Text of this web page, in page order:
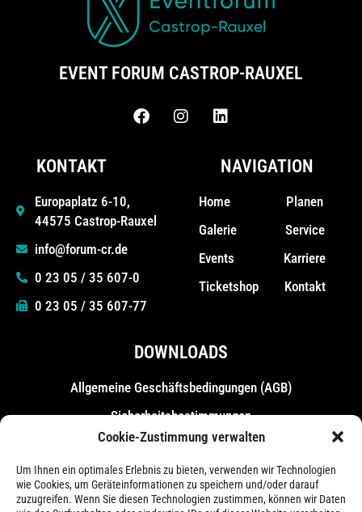
Cookie-Zustimmung verwalten
Um Ihnen ein optimales Erlebnis zu bieten, verwenden wir Technologien
wie Cookies, um Geräteinformationen zu speichern und/oder darauf
zuzugreifen. Wenn Sie diesen Technologien zustimmen, können wir Daten
EVENT FORUM CASTROP-RAUXEL
KONTAKT
Europaplatz 6-10,
44575 Castrop-Rauxel
info@forum-cr.de
0 23 05 / 35 607-0
0 23 05 / 35 607-77
NAVIGATION
Home
Galerie
Events
Ticketshop
Planen
Service
Karriere
Kontakt
DOWNLOADS
Allgemeine Geschäfts­bedingungen (AGB)
Sicherheitsbestimmungen
Messebestimmungen